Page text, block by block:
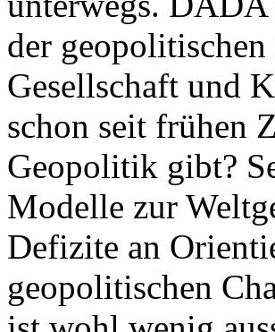
der
Gesellschaft und
schon seit frühen
Geopolitik gibt?
Modelle zur
Defizite an
geopolitischen